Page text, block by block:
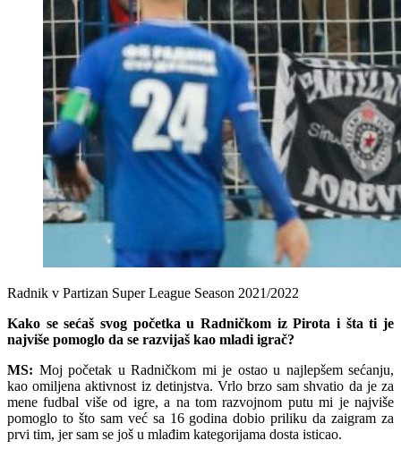
Radnik v Partizan Super League Season 2021/2022
Kako se sećaš svog početka u Radničkom iz Pirota i šta ti je
najviše pomoglo da se razvijaš kao mladi igrač?
MS: Moj početak u Radničkom mi je ostao u najlepšem sećanju,
kao omiljena aktivnost iz detinjstva. Vrlo brzo sam shvatio da je za
mene fudbal više od igre, a na tom razvojnom putu mi je najviše
pomoglo to što sam već sa 16 godina dobio priliku da zaigram za
prvi tim, jer sam se još u mlađim kategorijama dosta isticao.